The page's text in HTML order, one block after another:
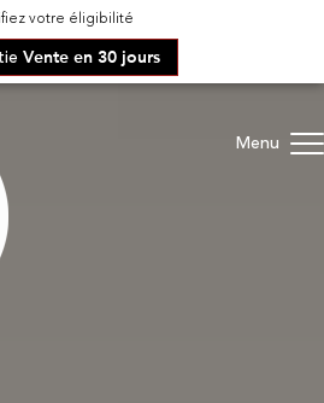
votre éligibilité
Vente en 30 jours
Menu